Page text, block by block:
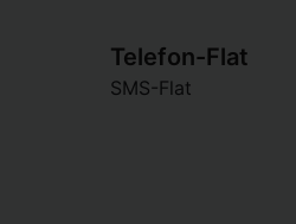
Telefon-Flat
SMS-Flat